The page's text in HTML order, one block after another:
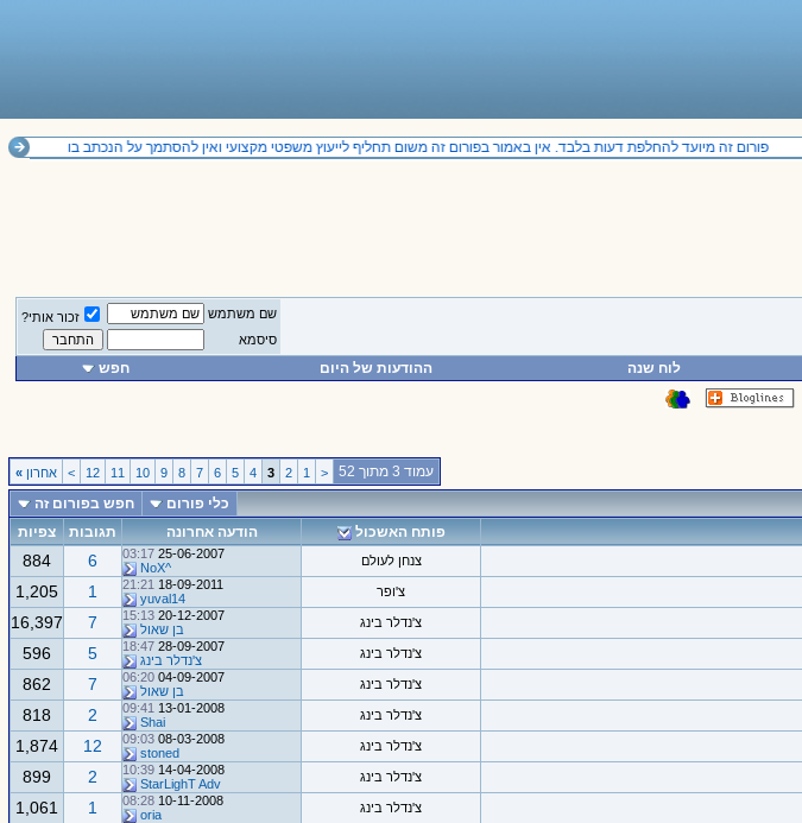
פורום זה מיועד להחלפת דעות בלבד. אין באמור בפורום זה משום תחליף לייעוץ משפטי מקצועי ואין להסתמך על הנכתב בו
שם משתמש
זכור אותי?
סיסמא
לוח שנה ההודעות של היום חפש
עמוד 3 מתוך 52 <
1
2
3
4
5
6
7
8
9
10
11
12
> אחרון »
כלי פורום
חפש בפורום זה
פותח האשכול הודעה אחרונה תגובות צפיות
צנחן לעולם 25-06-2007
03:17
^NoX
6
884
צ'ופר 18-09-2011
21:21
yuval14
1
1,205
צ'נדלר בינג 20-12-2007
15:13
בן שאול
7
16,397
צ'נדלר בינג 28-09-2007
18:47
צ'נדלר בינג
5
596
צ'נדלר בינג 04-09-2007
06:20
בן שאול
7
862
צ'נדלר בינג 13-01-2008
09:41
Shai
2
818
צ'נדלר בינג 08-03-2008
09:03
stoned
12
1,874
צ'נדלר בינג 14-04-2008
10:39
StarLighT Adv
2
899
צ'נדלר בינג 10-11-2008
08:28
oria
1
1,061